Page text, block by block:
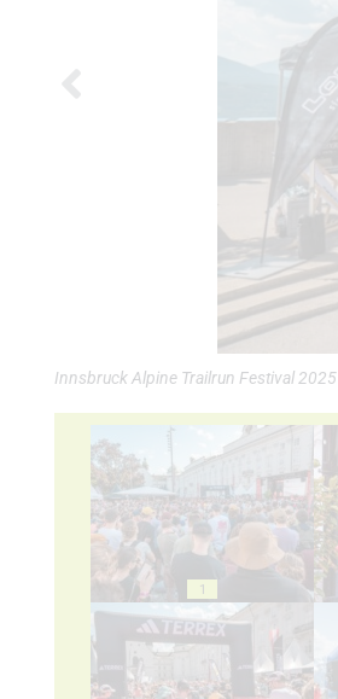
Innsbruck Alpine Trailrun Festival 2025
1